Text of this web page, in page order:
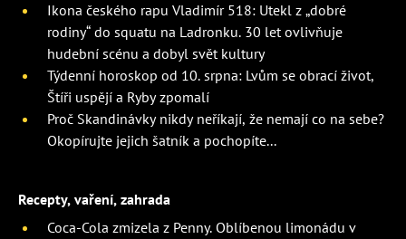
Ikona českého rapu Vladimír 518: Utekl z „dobré
rodiny“ do squatu na Ladronku. 30 let ovlivňuje
hudební scénu a dobyl svět kultury
Týdenní horoskop od 10. srpna: Lvům se obrací život,
Štíři uspějí a Ryby zpomalí
Proč Skandinávky nikdy neříkají, že nemají co na sebe?
Okopírujte jejich šatník a pochopíte...
Recepty, vaření, zahrada
Coca-Cola zmizela z Penny. Oblíbenou limonádu v